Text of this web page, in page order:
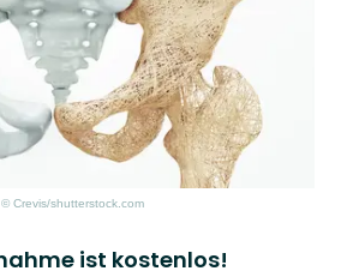
© Crevis/shutterstock.com
ist kostenlos!